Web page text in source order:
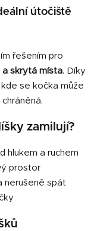
útočiště
řešením pro
a skrytá místa. Díky
se kočka může
zamilují?
hlukem a ruchem
prostor
nerušeně spát